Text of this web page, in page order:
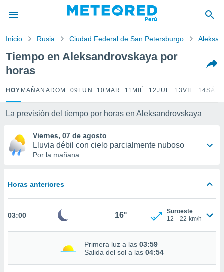
ha sido
para
que se
calidad.
a este
las
y
forma
digital
Inicio Rusia Ciudad Federal de San Petersburgo
Tiempo en Aleksandrovskaya por
horas
HOY MAÑANA DOM. 09 LUN. 10 MAR. 11 MIÉ. 12JUE. 13VIE. 14
La previsión del tiempo por horas en Aleksandrovskaya
Viernes, 07 de agosto
Lluvia débil con cielo parcialmente nuboso
Por la mañana
Horas anteriores
03:00 16°
Suroeste
12 - 22 km/h
Primera luz a las 03:59
Salida del sol a las 04:54